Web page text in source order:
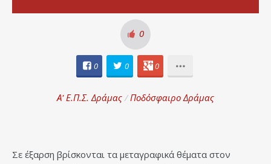
0
0 0 0
Α' Ε.Π.Σ. Δράμας /Ποδόσφαιρο Δράμας
Σε έξαρση βρίσκονται τα μεταγραφικά θέματα στον